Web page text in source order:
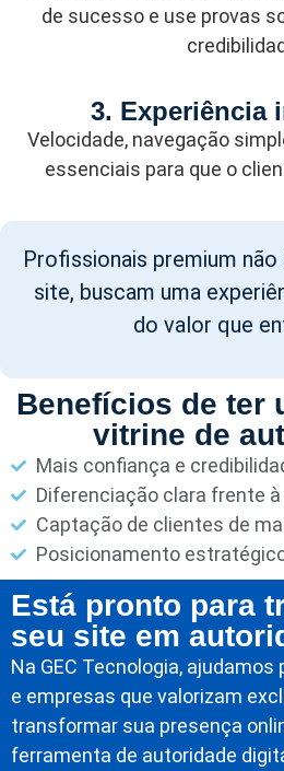
de sucesso e use provas
3. Experiência
Velocidade, navegação
essenciais para que o
Profissionais premium não
site, buscam uma
do valor que
Benefícios de ter
vitrine de
Mais confiança e
Diferenciação clara frente
Captação de clientes de
Posicionamento
Está pronto para
seu site em
Na GEC Tecnologia,
e empresas que valorizam
transformar sua presença
ferramenta de autoridade